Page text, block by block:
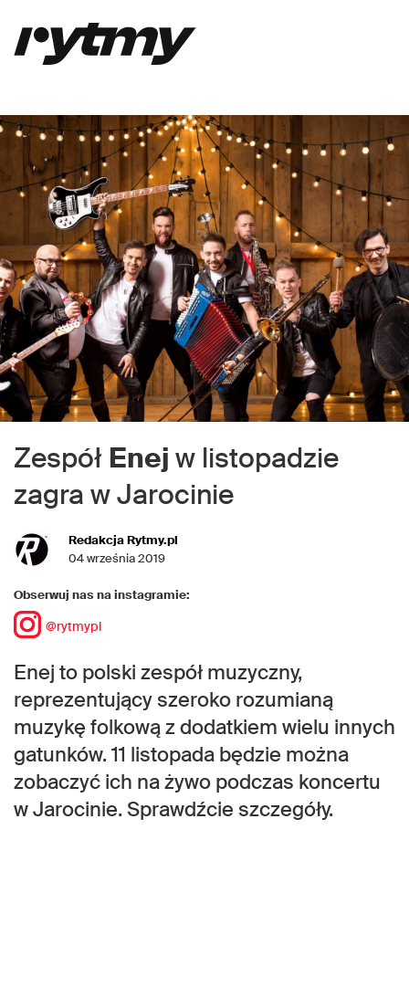
Zespół Enej w listopadzie
zagra w Jarocinie
Redakcja Rytmy.pl
04 września 2019
Obserwuj nas na instagramie:
@rytmypl
Enej to polski zespół muzyczny,
reprezentujący szeroko rozumianą
muzykę folkową z dodatkiem wielu innych
gatunków. 11 listopada będzie można
zobaczyć ich na żywo podczas koncertu
w Jarocinie. Sprawdźcie szczegóły.